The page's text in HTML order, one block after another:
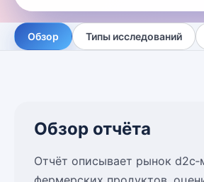
Обзор Типы исследований
Обзор отчёта
Отчёт описывает рынок